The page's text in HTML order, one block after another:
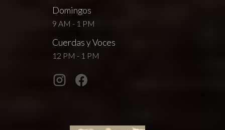
Domingos
9 AM - 1 PM
Cuerdas y Voces
12 PM - 1 PM